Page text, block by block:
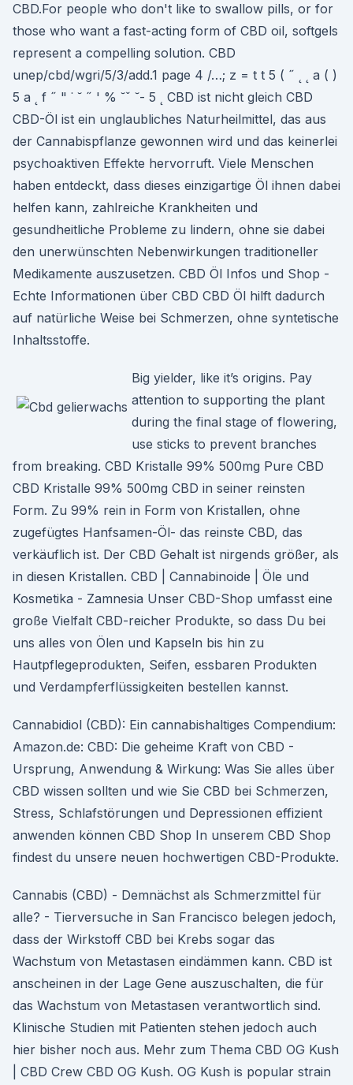
CBD.For people who don't like to swallow pills, or for
those who want a fast-acting form of CBD oil, softgels
represent a compelling solution. CBD
unep/cbd/wgri/5/3/add.1 page 4 /…; z = t t 5 ( ˝ ˛ ˛ a ( )
5 a ˛ f ˝ " ˙ ˘ ˝ ' % ˘ˇ ˘- 5 ˛ CBD ist nicht gleich CBD
CBD-Öl ist ein unglaubliches Naturheilmittel, das aus
der Cannabispflanze gewonnen wird und das keinerlei
psychoaktiven Effekte hervorruft. Viele Menschen
haben entdeckt, dass dieses einzigartige Öl ihnen dabei
helfen kann, zahlreiche Krankheiten und
gesundheitliche Probleme zu lindern, ohne sie dabei
den unerwünschten Nebenwirkungen traditioneller
Medikamente auszusetzen. CBD Öl Infos und Shop -
Echte Informationen über CBD CBD Öl hilft dadurch
auf natürliche Weise bei Schmerzen, ohne syntetische
Inhaltsstoffe.
Big yielder, like it’s origins. Pay
attention to supporting the plant
during the final stage of flowering,
use sticks to prevent branches
from breaking. CBD Kristalle 99% 500mg Pure CBD
CBD Kristalle 99% 500mg CBD in seiner reinsten
Form. Zu 99% rein in Form von Kristallen, ohne
zugefügtes Hanfsamen-Öl- das reinste CBD, das
verkäuflich ist. Der CBD Gehalt ist nirgends größer, als
in diesen Kristallen. CBD | Cannabinoide | Öle und
Kosmetika - Zamnesia Unser CBD-Shop umfasst eine
große Vielfalt CBD-reicher Produkte, so dass Du bei
uns alles von Ölen und Kapseln bis hin zu
Hautpflegeprodukten, Seifen, essbaren Produkten
und Verdampferflüssigkeiten bestellen kannst.
Cannabidiol (CBD): Ein cannabishaltiges Compendium:
Amazon.de: CBD: Die geheime Kraft von CBD -
Ursprung, Anwendung & Wirkung: Was Sie alles über
CBD wissen sollten und wie Sie CBD bei Schmerzen,
Stress, Schlafstörungen und Depressionen effizient
anwenden können CBD Shop In unserem CBD Shop
findest du unsere neuen hochwertigen CBD-Produkte.
Cannabis (CBD) - Demnächst als Schmerzmittel für
alle? - Tierversuche in San Francisco belegen jedoch,
dass der Wirkstoff CBD bei Krebs sogar das
Wachstum von Metastasen eindämmen kann. CBD ist
anscheinen in der Lage Gene auszuschalten, die für
das Wachstum von Metastasen verantwortlich sind.
Klinische Studien mit Patienten stehen jedoch auch
hier bisher noch aus. Mehr zum Thema CBD OG Kush
| CBD Crew CBD OG Kush. OG Kush is popular strain